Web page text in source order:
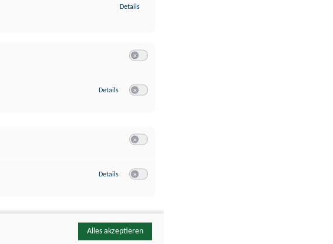
Details
Details zu Google Analytics
Details zu YouTube
Alles akzeptieren